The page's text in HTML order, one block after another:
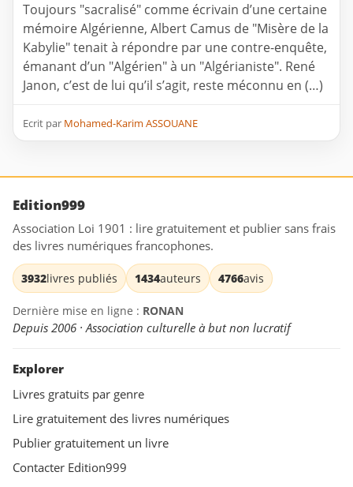
Toujours "sacralisé" comme écrivain d’une certaine
mémoire Algérienne, Albert Camus de "Misère de la
Kabylie" tenait à répondre par une contre-enquête,
émanant d’un "Algérien" à un "Algérianiste". René
Janon, c’est de lui qu’il s’agit, reste méconnu en (…)
Ecrit par Mohamed-Karim ASSOUANE
Edition999
Association Loi 1901 : lire gratuitement et publier sans frais
des livres numériques francophones.
3932livres publiés 1434auteurs 4766avis
Dernière mise en ligne : RONAN
Depuis 2006 · Association culturelle à but non lucratif
Explorer
Livres gratuits par genre
Lire gratuitement des livres numériques
Publier gratuitement un livre
Contacter Edition999